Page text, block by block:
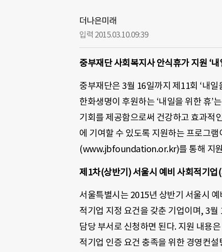
더나은미래
입력 2015.03.10.09:39
중부재단 사회복지사 안식휴가 지원 ‘내
중부재단은 3월 16일까지 제11회 ‘내
한화생명이 후원하는 ‘내일을 위한 휴’
기회를 제공함으로써 건강하고 효과적
에 기여할 수 있도록 지원하는 프로그
(www.jbfoundation.or.kr)를 통해 지
제1차(상반기) 서울시 예비 사회적기업
서울특별시는 2015년 상반기 서울시
적기업 지정 요건을 갖춘 기업이며, 3
담당 부서로 신청하면 된다. 지원 내용
적기업 인증 요건 충족을 위한 경영컨